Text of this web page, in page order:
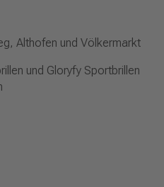
Althofen und Völkermarkt
und Gloryfy Sportbrillen